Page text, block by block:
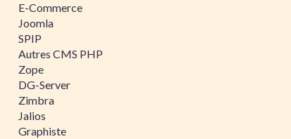
E-Commerce
Joomla
SPIP
Autres CMS PHP
Zope
DG-Server
Zimbra
Jalios
Graphiste